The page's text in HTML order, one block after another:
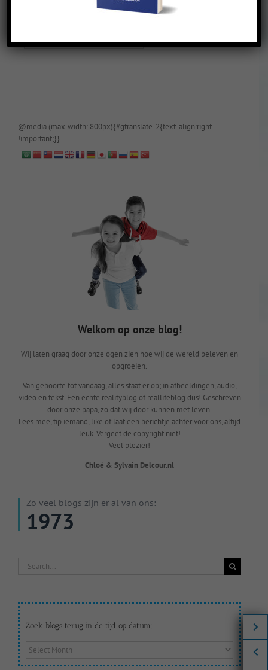
@media (max-width: 800px){#gtranslate-2{text-align:right
!important;}}
Welkom op onze blog!
Wij laten graag door onze ogen zien hoe wij de wereld beleven en
opgroeien.
Van geboorte tot vandaag, alles staat er op; in afbeeldingen, audio,
video en tekst. Een echte realityblog of reallifeblog dus! Geschreven
door onze papa, zo dat wij door kunnen met leven.
Lees mee, tip iemand, like of laat een berichtje achter voor ons, altijd
leuk. Vergeet de copyright niet!
Veel plezier!
Chloé & Sylvain Delcour.nl
Zo veel blogs zijn er al van ons:
1973
Search
Zoek blogs terug in de tijd op datum:
Zoek